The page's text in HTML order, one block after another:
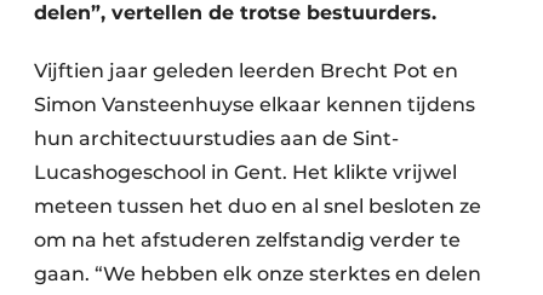
Interieurarchitectuur
Keukens
Renovatie
Software
delen”, vertellen de trotse bestuurders.
Vijftien jaar geleden leerden Brecht Pot en
Simon Vansteenhuyse elkaar kennen tijdens
hun architectuurstudies aan de Sint-
Lucashogeschool in Gent. Het klikte vrijwel
meteen tussen het duo en al snel besloten ze
om na het afstuderen zelfstandig verder te
gaan. “We hebben elk onze sterktes en delen